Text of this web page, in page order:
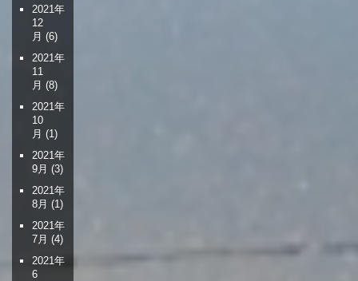
2021年
12
月 (6)
2021年
11
月 (8)
2021年
10
月 (1)
2021年
9月 (3)
2021年
8月 (1)
2021年
7月 (4)
2021年
6